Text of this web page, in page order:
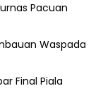
Pacuan
Waspada
Final Piala